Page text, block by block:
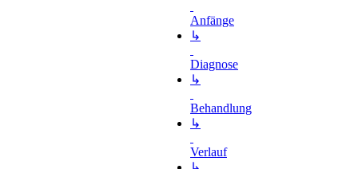
Anfänge
↳
Diagnose
↳
Behandlung
↳
Verlauf